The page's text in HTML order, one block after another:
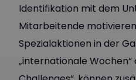
Identifikation mit dem
Mitarbeitende
Spezialaktionen in der
„internationale Wochen“